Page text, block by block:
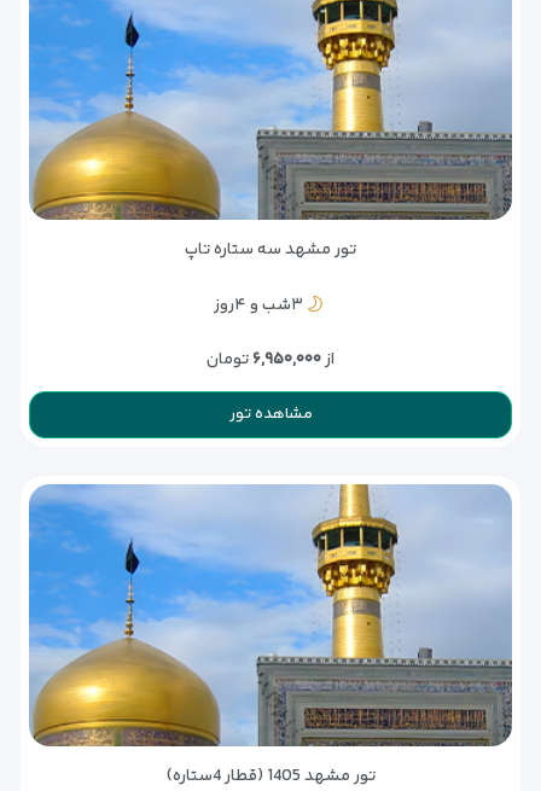
تور مشهد سه ستاره تاپ
۳شب و ۴روز
از۶,۹۵۰,۰۰۰تومان
مشاهده تور
تور مشهد 1405 (قطار 4ستاره)